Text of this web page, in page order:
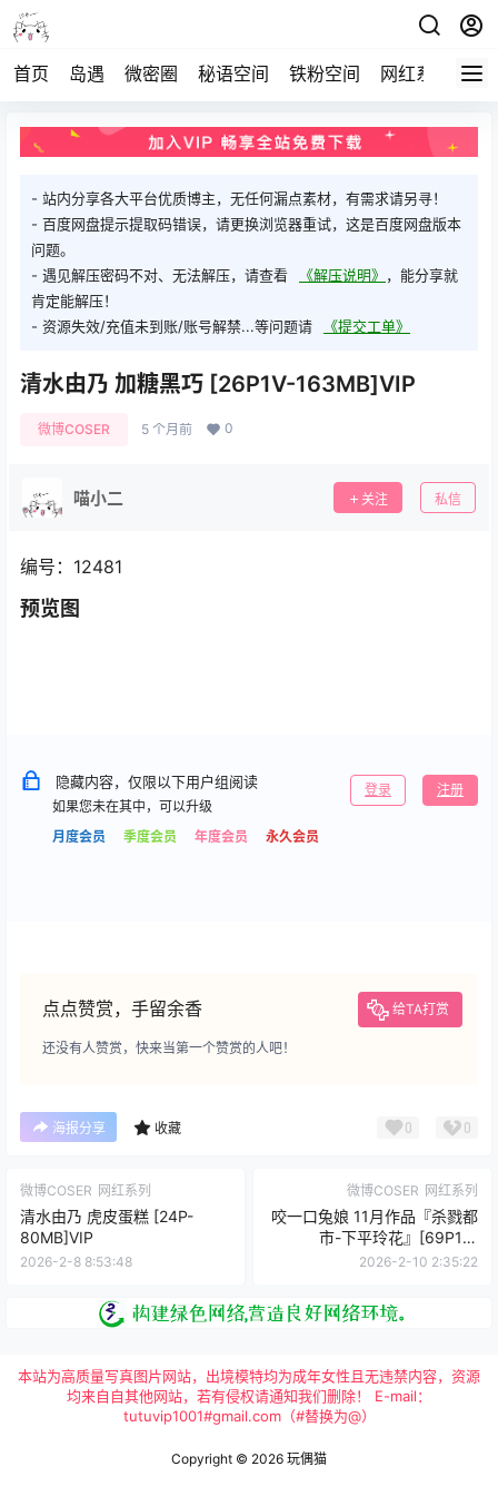
首页 岛遇 微密圈 秘语空间 铁粉空间 网红系列 打
- 站内分享各大平台优质博主，无任何漏点素材，有需求请另寻！
- 百度网盘提示提取码错误，请更换浏览器重试，这是百度网盘版本
问题。
- 遇见解压密码不对、无法解压，请查看
《解压说明》 ，能分享就
肯定能解压！
- 资源失效/充值未到账/账号解禁...等问题请
《提交工单》
清水由乃 加糖黑巧 [26P1V-163MB]VIP
微博COSER 5 个月前 0
喵小二 关注 私信
编号：12481
预览图
隐藏内容，仅限以下用户组阅读
如果您未在其中，可以升级
月度会员
季度会员 年度会员 永久会员
登录 注册
点点赞赏，手留余香 给TA打赏
还没有人赞赏，快来当第一个赞赏的人吧！
海报分享 收藏 0 0
微博COSER 网红系列
清水由乃 虎皮蛋糕 [24P-
80MB]VIP
2026-2-8 8:53:48
微博COSER 网红系列
咬一口兔娘 11月作品『杀戮都
市-下平玲花』[69P1V-
1.35GB]VIP
2026-2-10 2:35:22
本站为高质量写真图片网站，出境模特均为成年女性且无违禁内容，资源
均来自自其他网站，若有侵权请通知我们删除！ E-mail：
tutuvip1001#gmail.com（#替换为@）
Copyright © 2026 玩偶猫